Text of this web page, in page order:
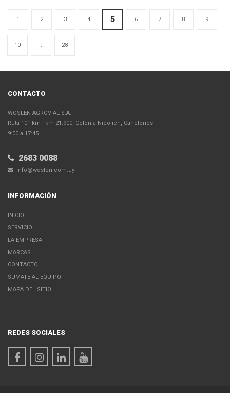
1 2 3 4 5 6 7 8 9
10 ... 28
CONTACTO
WOSLEN AGROVIAL S.A.
Ruta 101 km . km 21.900, Colonia Nicolich, Canelones
9:00 a 17:45
2683 0088
info@woslen.com.uy
INFORMACIÓN
INICIO
SERVICIO
LA EMPRESA
MARCAS
CONTACTO
SUMATE AL EQUIPO
MAPA DEL SITIO
REDES SOCIALES